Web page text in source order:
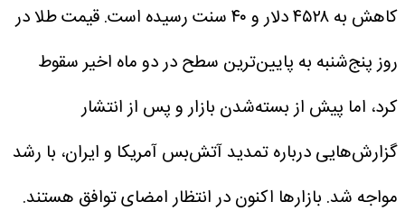
کاهش به ۴۵۲۸ دلار و ۴۰ سنت رسیده است.
قیمت طلا در
روز پنج‌شنبه به پایین‌ترین سطح در دو ماه اخیر سقوط
کرد، اما پیش از بسته‌شدن بازار و پس از انتشار
گزارش‌هایی درباره تمدید آتش‌بس آمریکا و ایران، با رشد
مواجه شد. بازار‌ها اکنون در انتظار امضای توافق هستند.